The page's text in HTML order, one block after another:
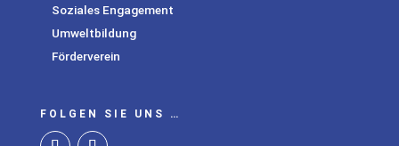
Soziales Engagement
Umweltbildung
Förderverein
FOLGEN SIE UNS …